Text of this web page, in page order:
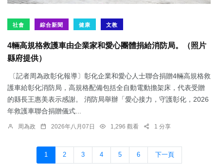
社會 綜合新聞 健康 文教
4輛高規格救護車由企業家和愛心團體捐給消防局。（照片
縣府提供）
〔記者周為政彰化報導〕彰化企業和愛心人士聯合捐贈4輛高規格救
護車給彰化消防局，高規格配備包括全自動電動擔架床，代表受贈
的縣長王惠美表示感謝。 消防局舉辦「愛心接力，守護彰化，2026
年救護車聯合捐贈儀式...
周為政 2026年八月07日 1,296 觀看 1 分享
1 2 3 4 5 6 下一頁